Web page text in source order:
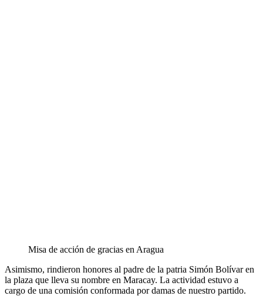
Misa de acción de gracias en Aragua
Asimismo, rindieron honores al padre de la patria Simón Bolívar en
la plaza que lleva su nombre en Maracay. La actividad estuvo a
cargo de una comisión conformada por damas de nuestro partido.